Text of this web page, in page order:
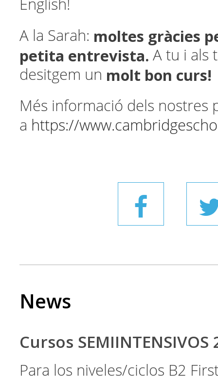
English!
A la Sarah: moltes gràcies
petita entrevista. A tu i als
desitgem un molt bon curs!
Més informació dels nostres
a https://
News
Cursos SEMIINTENSIVOS
Para los niveles/ciclos B2